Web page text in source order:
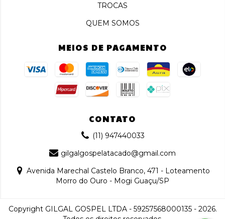
TROCAS
QUEM SOMOS
MEIOS DE PAGAMENTO
CONTATO
(11) 947440033
gilgalgospelatacado@gmail.com
Avenida Marechal Castelo Branco, 471 - Loteamento
Morro do Ouro - Mogi Guaçu/SP
Copyright GILGAL GOSPEL LTDA - 59257568000135 - 2026.